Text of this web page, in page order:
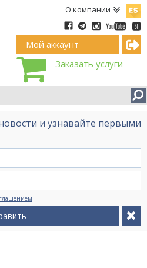
О компании
Мой аккаунт
Заказать услуги
и узнавайте первыми